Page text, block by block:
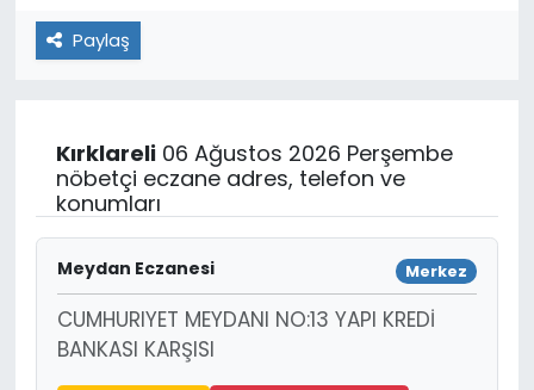
Paylaş
Kırklareli06 Ağustos 2026 Perşembe
nöbetçi eczane adres, telefon ve
konumları
Meydan Eczanesi Merkez
CUMHURIYET MEYDANI NO:13 YAPI KREDİ
BANKASI KARŞISI